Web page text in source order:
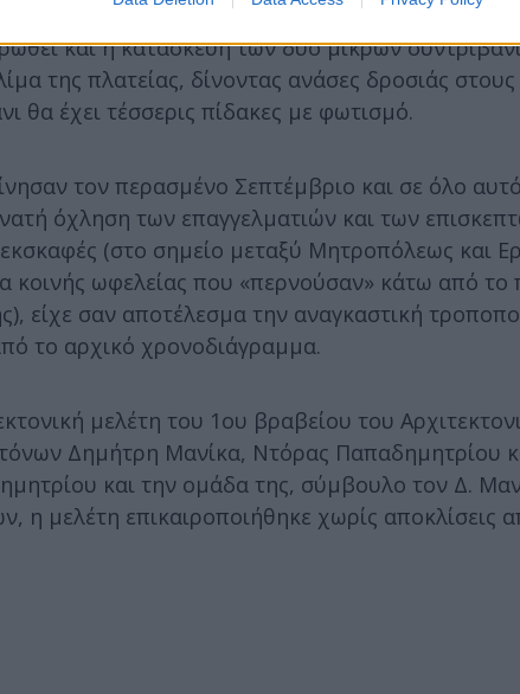
και η κατασκευή των δύο μικρών
της πλατείας, δίνοντας ανάσες δροσιάς στους
θα έχει τέσσερις πίδακες με φωτισμό.
τον περασμένο Σεπτέμβριο και σε όλο
όχληση των επαγγελματιών και των
(στο σημείο μεταξύ Μητροπόλεως και
κοινής ωφελείας που «περνούσαν» κάτω από το
είχε σαν αποτέλεσμα την αναγκαστική
το αρχικό χρονοδιάγραμμα.
μελέτη του 1ου βραβείου του
Δημήτρη Μανίκα, Ντόρας Παπαδημητρίου
και την ομάδα της, σύμβουλο τον Δ.
η μελέτη επικαιροποιήθηκε χωρίς αποκλίσεις